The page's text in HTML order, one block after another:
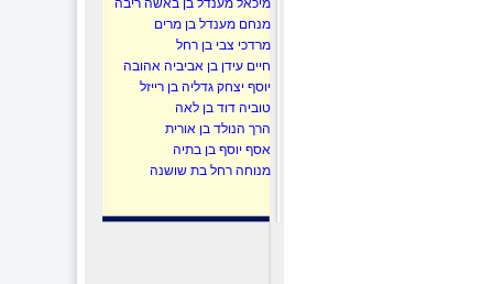
מיכאל מענדל בן באשה ריבה
מנחם מענדל בן מרים
מרדכי צבי בן רחל
חיים עידן בן אביביה אהובה
יוסף יצחק גדליה בן רייזל
טוביה דוד בן לאה
הרך הנולד בן אורית
אסף יוסף בן בתיה
מנוחה רחל בת שושנה